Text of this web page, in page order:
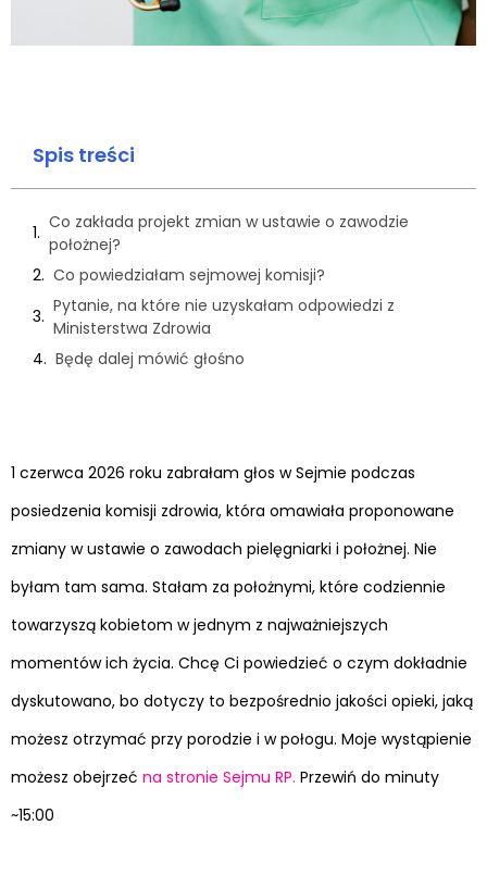
Spis treści
Co zakłada projekt zmian w ustawie o zawodzie
położnej?
Co powiedziałam sejmowej komisji?
Pytanie, na które nie uzyskałam odpowiedzi z
Ministerstwa Zdrowia
Będę dalej mówić głośno
1 czerwca 2026 roku zabrałam głos w Sejmie podczas
posiedzenia komisji zdrowia, która omawiała proponowane
zmiany w ustawie o zawodach pielęgniarki i położnej. Nie
byłam tam sama. Stałam za położnymi, które codziennie
towarzyszą kobietom w jednym z najważniejszych
momentów ich życia. Chcę Ci powiedzieć o czym dokładnie
dyskutowano, bo dotyczy to bezpośrednio jakości opieki, jaką
możesz otrzymać przy porodzie i w połogu. Moje wystąpienie
możesz obejrzeć na stronie Sejmu RP. Przewiń do minuty
~15:00